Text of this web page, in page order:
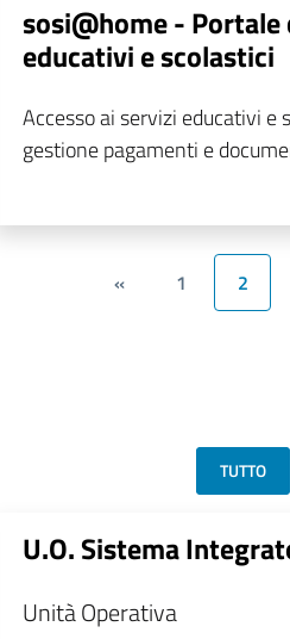
sosi@home - Portale
educativi e scolastici
Accesso ai servizi educativi e
gestione pagamenti e
« 1 2
TUTTO
U.O. Sistema
Unità Operativa